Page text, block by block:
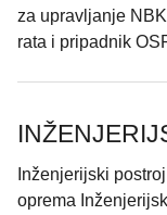
za upravljanje
rata i pripadnik
Inženjerijski
oprema